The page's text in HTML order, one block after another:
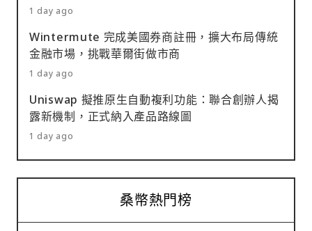
1 day ago
Wintermute 完成美國券商註冊，擴大布局傳統
金融市場，挑戰華爾街做市商
1 day ago
Uniswap 擬推原生自動複利功能：聯合創辦人揭
露新機制，正式納入產品路線圖
1 day ago
桑幣熱門榜